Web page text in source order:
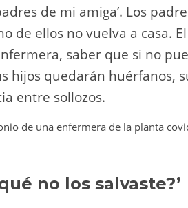
de mi amiga’. Los
de ellos no vuelva a casa.
saber que si no
hijos quedarán huérfanos,
entre sollozos.
no los salvaste?’